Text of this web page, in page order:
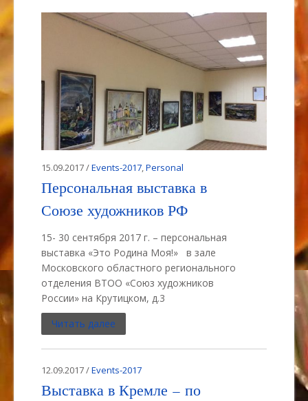
15.09.2017 /Events-2017,Personal
Персональная выставка в
Союзе художников РФ
15- 30 сентября 2017 г. – персональная
выставка «Это Родина Моя!» в зале
Московского областного регионального
отделения ВТОО «Союз художников
России» на Крутицком, д.3
Читать далее
12.09.2017 /Events-2017
Выставка в Кремле – по